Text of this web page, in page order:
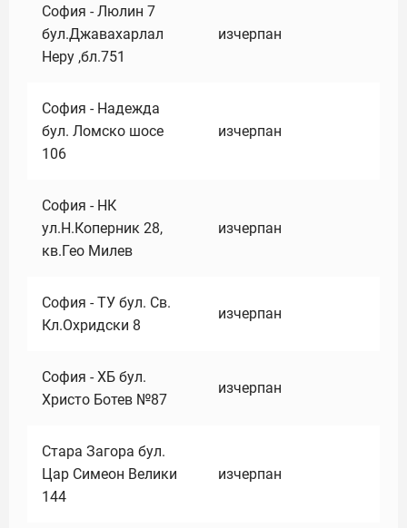
София - Люлин 7
бул.Джавахарлал
Неру ,бл.751
изчерпан
София - Надежда
бул. Ломско шосе
106
изчерпан
София - НК
ул.Н.Коперник 28,
кв.Гео Милев
изчерпан
София - ТУ бул. Св.
Кл.Охридски 8
изчерпан
София - ХБ бул.
Христо Ботев №87
изчерпан
Стара Загора бул.
Цар Симеон Велики
144
изчерпан